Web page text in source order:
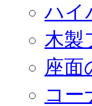
ハイ
木製
座面
コー